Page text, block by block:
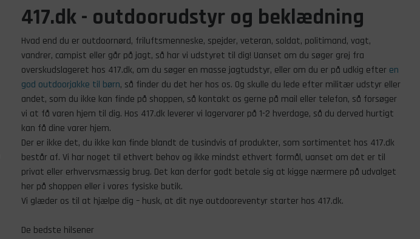
417.dk - outdoorudstyr og beklædning
Hvad end du er outdoornørd, friluftsmenneske, spejder, veteran, soldat, politimand, vagt,
vandrer, campist eller går på jagt, så har vi udstyret til dig! Uanset om du søger grej fra
overskudslageret hos 417.dk, om du søger en masse jagtudstyr, eller om du er på udkig efter en
god outdoorjakke til børn, så finder du det her hos os. Og skulle du lede efter militær udstyr eller
andet, som du ikke kan finde på shoppen, så kontakt os gerne på mail eller telefon, så forsøger
vi at få varen hjem til dig. Hos 417.dk leverer vi lagervarer på 1-2 hverdage, så du derved hurtigt
kan få dine varer hjem.
Der er ikke det, du ikke kan finde blandt de tusindvis af produkter, som sortimentet hos 417.dk
består af. Vi har noget til ethvert behov og ikke mindst ethvert formål, uanset om det er til
privat eller erhvervsmæssig brug. Det kan derfor godt betale sig at kigge nærmere på udvalget
her på shoppen eller i vores fysiske butik.
Vi glæder os til at hjælpe dig – husk, at dit nye outdooreventyr starter hos 417.dk.
De bedste hilsener